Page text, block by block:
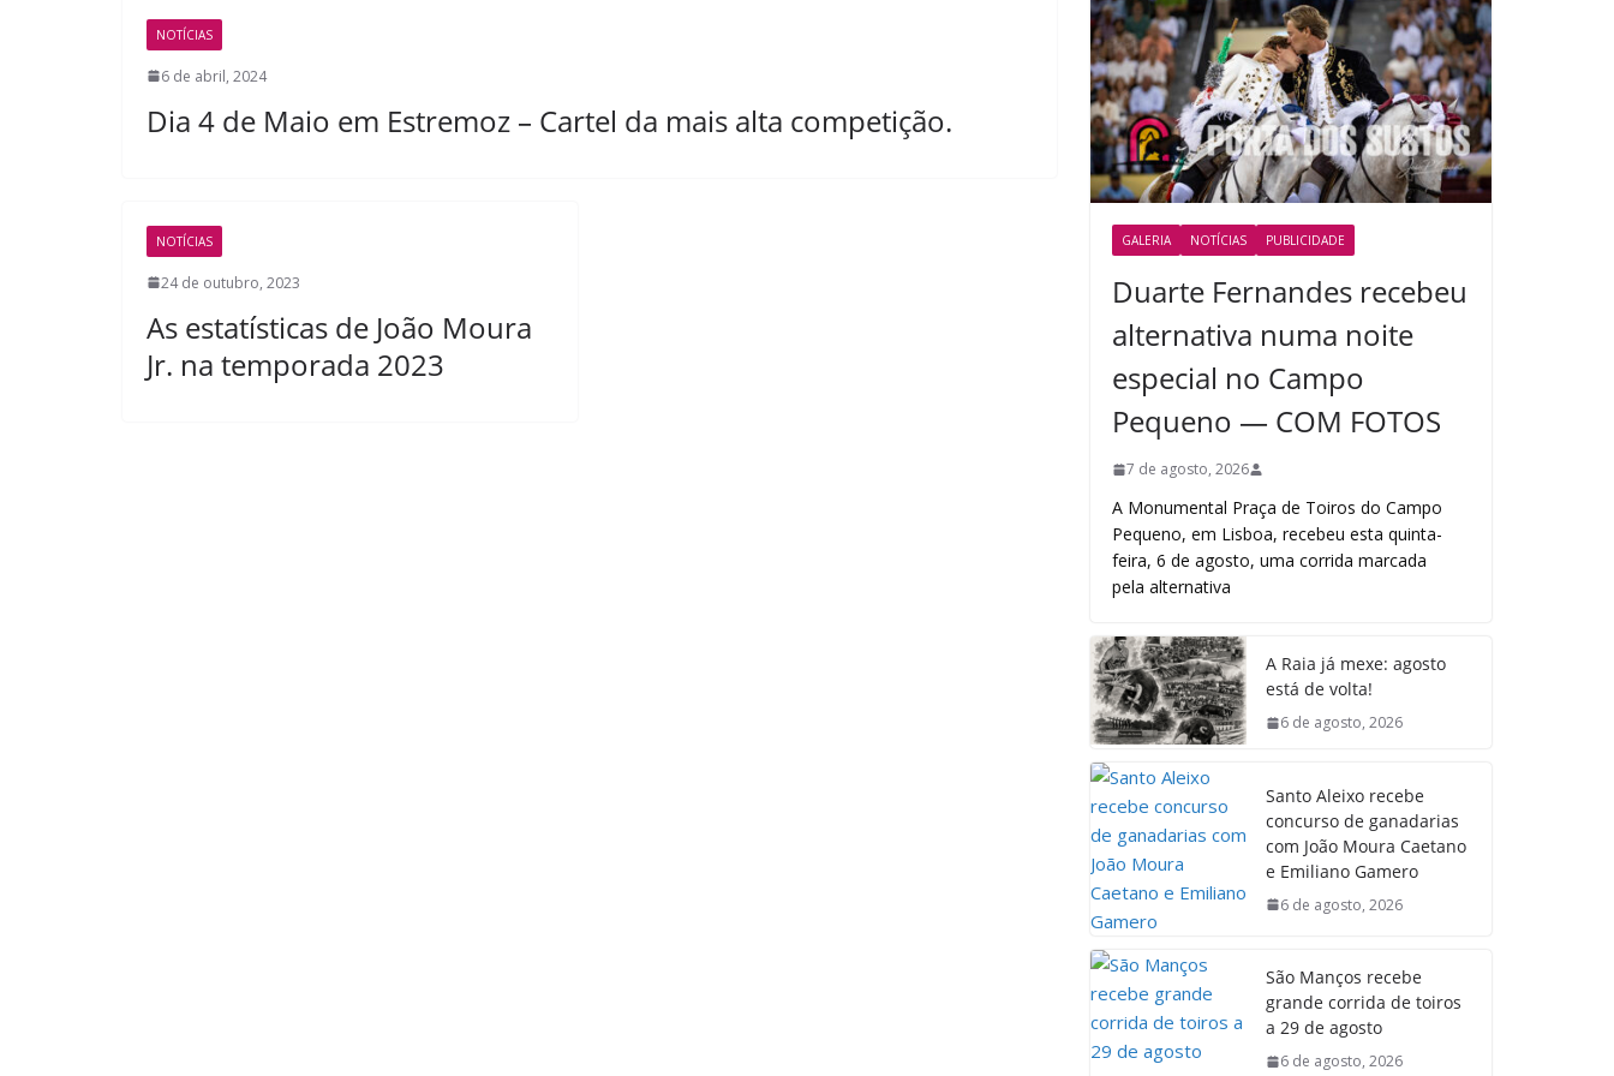
NOTÍCIAS
6 de abril, 2024
Dia 4 de Maio em Estremoz – Cartel da mais alta competição.
NOTÍCIAS
24 de outubro, 2023
As estatísticas de João Moura
Jr. na temporada 2023
GALERIA NOTÍCIAS PUBLICIDADE
Duarte Fernandes recebeu
alternativa numa noite
especial no Campo
Pequeno — COM FOTOS
7 de agosto, 2026
A Monumental Praça de Toiros do Campo
Pequeno, em Lisboa, recebeu esta quinta-
feira, 6 de agosto, uma corrida marcada
pela alternativa
A Raia já mexe: agosto
está de volta!
6 de agosto, 2026
Santo Aleixo recebe
concurso de ganadarias
com João Moura Caetano
e Emiliano Gamero
6 de agosto, 2026
São Manços recebe
grande corrida de toiros
a 29 de agosto
6 de agosto, 2026